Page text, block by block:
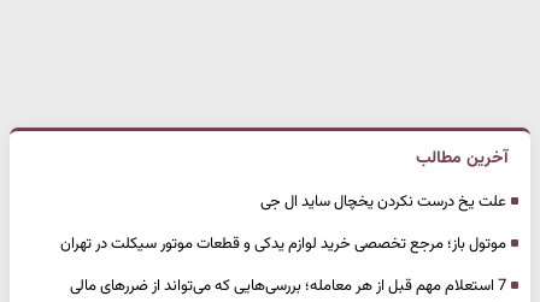
آخرین مطالب
علت یخ درست نکردن یخچال ساید ال جی
موتول باز؛ مرجع تخصصی خرید لوازم یدکی و قطعات موتور سیکلت در تهران
7 استعلام مهم قبل از هر معامله؛ بررسی‌هایی که می‌تواند از ضررهای مالی